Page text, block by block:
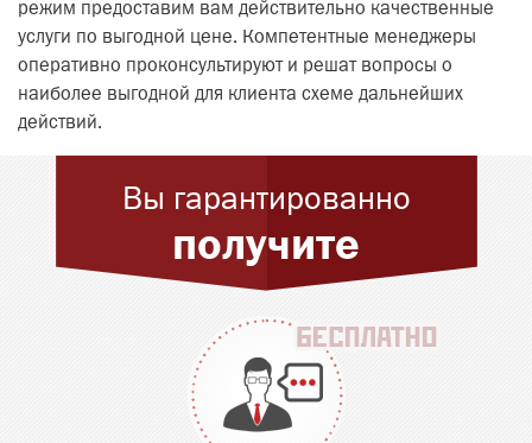
режим предоставим вам действительно качественные
услуги по выгодной цене. Компетентные менеджеры
оперативно проконсультируют и решат вопросы о
наиболее выгодной для клиента схеме дальнейших
действий.
Вы гарантированно
получите